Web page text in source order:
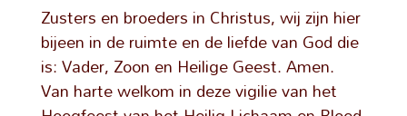
Zusters en broeders in Christus, wij zijn hier
bijeen in de ruimte en de liefde van God die
is: Vader, Zoon en Heilige Geest. Amen.
Van harte welkom in deze vigilie van het